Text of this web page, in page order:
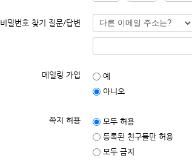
비밀번호 찾기 질문/답변
메일링 가입
예
아니오
쪽지 허용
모두 허용
등록된 친구들만 허용
모두 금지